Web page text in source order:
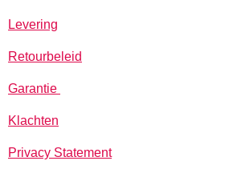
Levering
Retourbeleid
Garantie
Klachten
Privacy Statement